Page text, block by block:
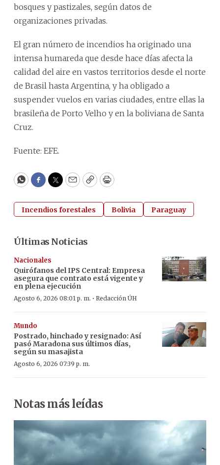
bosques y pastizales, según datos de
organizaciones privadas.
El gran número de incendios ha originado una
intensa humareda que desde hace días afecta la
calidad del aire en vastos territorios desde el norte
de Brasil hasta Argentina, y ha obligado a
suspender vuelos en varias ciudades, entre ellas la
brasileña de Porto Velho y en la boliviana de Santa
Cruz.
Fuente: EFE.
WhatsApp
Facebook
Twitter
EmailCopyPrint
Incendios forestales Bolivia Paraguay
Últimas Noticias
Nacionales
Quirófanos del IPS Central: Empresa
asegura que contrato está vigente y
en plena ejecución
Agosto 6, 2026 08:01 p. m. · Redacción ÚH
Mundo
Postrado, hinchado y resignado: Así
pasó Maradona sus últimos días,
según su masajista
Agosto 6, 2026 07:39 p. m.
Notas más leídas